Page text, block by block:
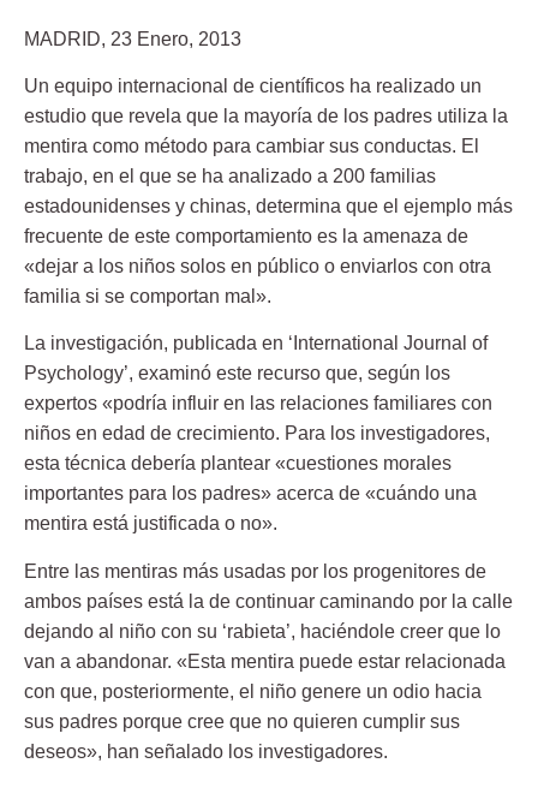
MADRID, 23 Enero, 2013
Un equipo internacional de científicos ha realizado un
estudio que revela que la mayoría de los padres utiliza la
mentira como método para cambiar sus conductas. El
trabajo, en el que se ha analizado a 200 familias
estadounidenses y chinas, determina que el ejemplo más
frecuente de este comportamiento es la amenaza de
«dejar a los niños solos en público o enviarlos con otra
familia si se comportan mal».
La investigación, publicada en ‘International Journal of
Psychology’, examinó este recurso que, según los
expertos «podría influir en las relaciones familiares con
niños en edad de crecimiento. Para los investigadores,
esta técnica debería plantear «cuestiones morales
importantes para los padres» acerca de «cuándo una
mentira está justificada o no».
Entre las mentiras más usadas por los progenitores de
ambos países está la de continuar caminando por la calle
dejando al niño con su ‘rabieta’, haciéndole creer que lo
van a abandonar. «Esta mentira puede estar relacionada
con que, posteriormente, el niño genere un odio hacia
sus padres porque cree que no quieren cumplir sus
deseos», han señalado los investigadores.